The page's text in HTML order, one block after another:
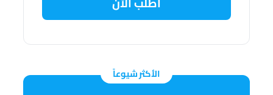
الأكثر شيوعاً